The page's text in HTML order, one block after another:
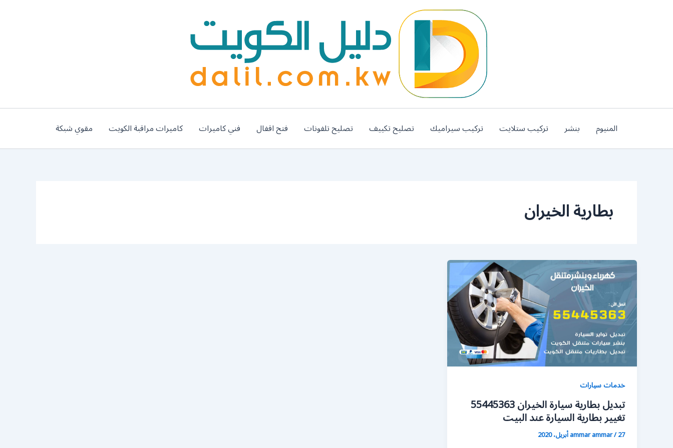
المنيوم بنشر تركيب ستلايت تركيب سيراميك تصليح تكييف تصليح تلفونات فتح اقفال فني كاميرات كاميرات مراقبة الكويت مقوي شبكة
بطارية الخيران
خدمات سيارات
تبديل بطارية سيارة الخيران 55445363
تغيير بطارية السيارة عند البيت
ammar ammar/27 أبريل، 2020